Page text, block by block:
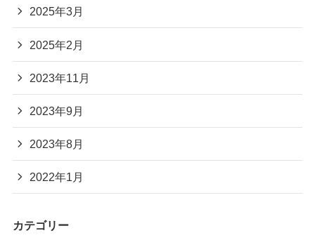
2025年3月
2025年2月
2023年11月
2023年9月
2023年8月
2022年1月
カテゴリー